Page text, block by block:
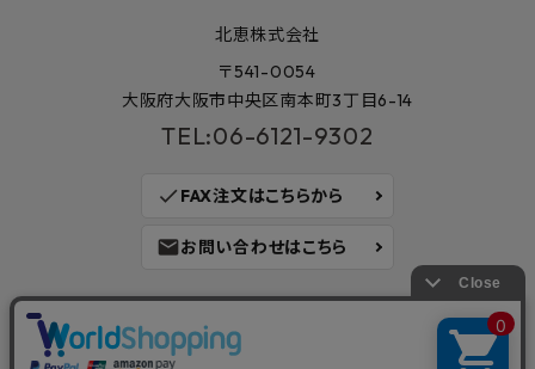
北恵株式会社
〒541-0054
大阪府大阪市中央区南本町3丁目6-14
TEL:06-6121-9302
check FAX注文はこちらから
mailお問い合わせはこちら